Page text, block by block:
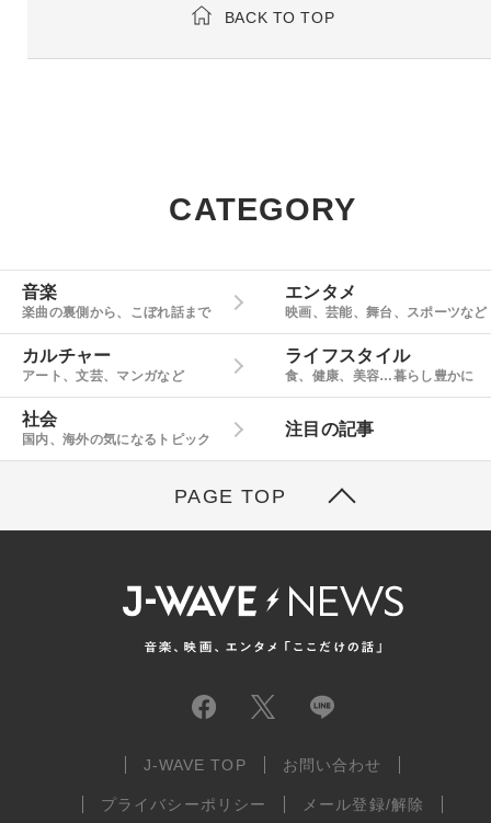
BACK TO TOP
CATEGORY
音楽
楽曲の裏側から、こぼれ話まで
エンタメ
映画、芸能、舞台、スポーツなど
カルチャー
アート、文芸、マンガなど
ライフスタイル
食、健康、美容…暮らし豊かに
社会
国内、海外の気になるトピック
注目の記事
PAGE TOP
J-WAVE TOP お問い合わせ
プライバシーポリシー メール登録/解除